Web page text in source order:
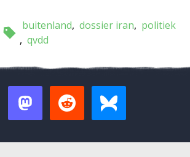
buitenland dossier iran
politiek
qvdd